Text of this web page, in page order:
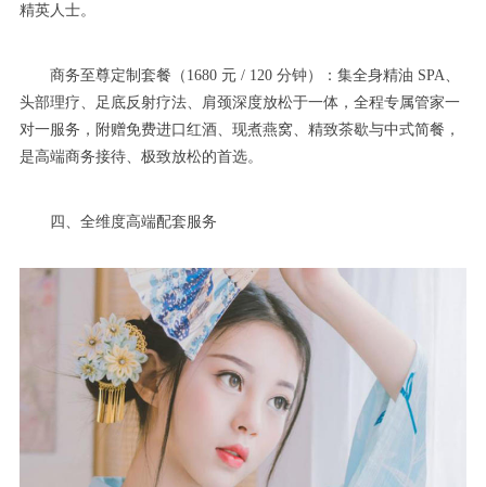
精英人士。
商务至尊定制套餐（1680 元 / 120 分钟）：集全身精油 SPA、
头部理疗、足底反射疗法、肩颈深度放松于一体，全程专属管家一
对一服务，附赠免费进口红酒、现煮燕窝、精致茶歇与中式简餐，
是高端商务接待、极致放松的首选。
四、全维度高端配套服务